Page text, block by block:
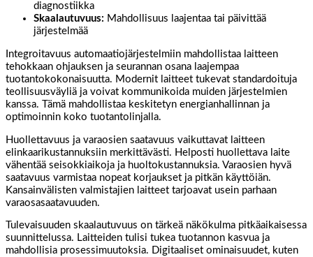
diagnostiikka
Skaalautuvuus: Mahdollisuus laajentaa tai päivittää
järjestelmää
Integroitavuus automaatiojärjestelmiin mahdollistaa laitteen
tehokkaan ohjauksen ja seurannan osana laajempaa
tuotantokokonaisuutta. Modernit laitteet tukevat standardoituja
teollisuusväyliä ja voivat kommunikoida muiden järjestelmien
kanssa. Tämä mahdollistaa keskitetyn energianhallinnan ja
optimoinnin koko tuotantolinjalla.
Huollettavuus ja varaosien saatavuus vaikuttavat laitteen
elinkaarikustannuksiin merkittävästi. Helposti huollettava laite
vähentää seisokkiaikoja ja huoltokustannuksia. Varaosien hyvä
saatavuus varmistaa nopeat korjaukset ja pitkän käyttöiän.
Kansainvälisten valmistajien laitteet tarjoavat usein parhaan
varaosasaatavuuden.
Tulevaisuuden skaalautuvuus on tärkeä näkökulma pitkäaikaisessa
suunnittelussa. Laitteiden tulisi tukea tuotannon kasvua ja
mahdollisia prosessimuutoksia. Digitaaliset ominaisuudet, kuten